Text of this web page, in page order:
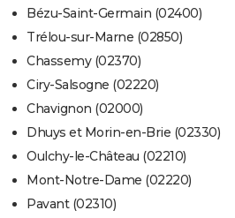
Bézu-Saint-Germain (02400)
Trélou-sur-Marne (02850)
Chassemy (02370)
Ciry-Salsogne (02220)
Chavignon (02000)
Dhuys et Morin-en-Brie (02330)
Oulchy-le-Château (02210)
Mont-Notre-Dame (02220)
Pavant (02310)